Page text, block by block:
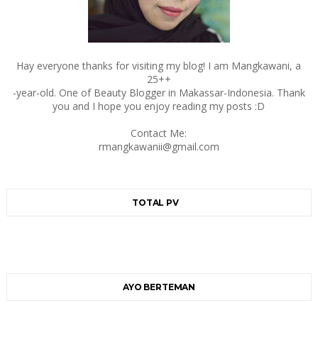
Hay everyone thanks for visiting my blog! I am Mangkawani, a
25++
-year-old. One of Beauty Blogger in Makassar-Indonesia. Thank
you and I hope you enjoy reading my posts :D
Contact Me:
rmangkawanii@gmail.com
TOTAL PV
AYO BERTEMAN